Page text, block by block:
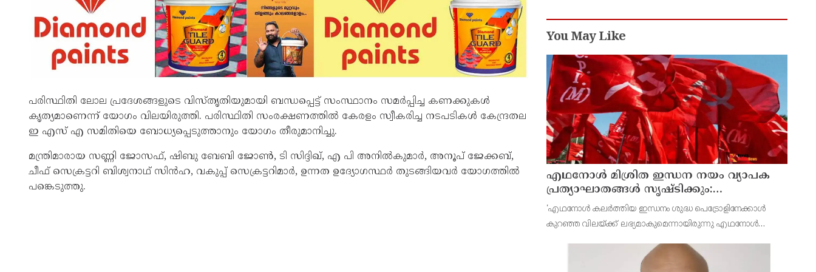
പരിസ്ഥിതി ലോല പ്രദേശങ്ങളുടെ വിസ്തൃതിയുമായി ബന്ധപ്പെട്ട് സംസ്ഥാനം സമർപ്പിച്ച കണക്കുകൾ
കൃത്യമാണെന്ന് യോഗം വിലയിരുത്തി. പരിസ്ഥിതി സംരക്ഷണത്തിൽ കേരളം സ്വീകരിച്ച നടപടികൾ കേന്ദ്രതല
ഇ എസ് എ സമിതിയെ ബോധ്യപ്പെടുത്താനും യോഗം തീരുമാനിച്ചു.
മന്ത്രിമാരായ സണ്ണി ജോസഫ്, ഷിബു ബേബി ജോൺ, ടി സിദ്ദിഖ്, എ പി അനിൽകുമാർ, അനൂപ് ജേക്കബ്,
ചീഫ് സെക്രട്ടറി ബിശ്വനാഥ് സിൻഹ, വകുപ്പ് സെക്രട്ടറിമാർ, ഉന്നത ഉദ്യോഗസ്ഥർ തുടങ്ങിയവർ യോഗത്തിൽ
പങ്കെടുത്തു.
You May Like
എഥനോള്‍ മിശ്രിത ഇന്ധന നയം വ്യാപക
പ്രത്യാഘാതങ്ങള്‍ സൃഷ്ടിക്കും:
പിന്‍വലിച്ചില്ലെങ്കില്‍ ജനകീയ
പ്രതിഷേധമെന്ന് സിപിഐഎം
'എഥനോള്‍ കലര്‍ത്തിയ ഇന്ധനം ശുദ്ധ പെട്രോളിനേക്കാള്‍
കുറഞ്ഞ വിലയ്ക്ക് ലഭ്യമാകുമെന്നായിരുന്നു എഥനോള്‍